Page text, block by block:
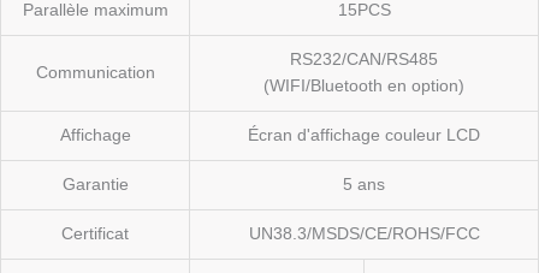
Parallèle maximum 15PCS
Communication
RS232/CAN/RS485
(WIFI/Bluetooth en option)
Affichage Écran d'affichage couleur LCD
Garantie 5 ans
Certificat UN38.3/MSDS/CE/ROHS/FCC